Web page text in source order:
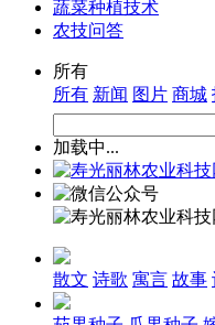
蔬菜种植技术
农技问答
所有
所有 新闻 图片 商城
加载中...
散文 诗歌 寓言 故事